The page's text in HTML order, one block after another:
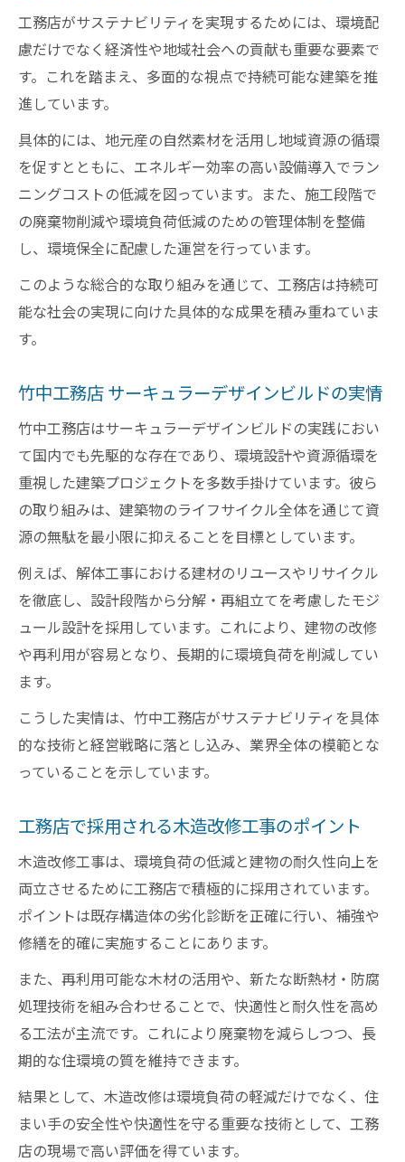
工務店がサステナビリティを実現するためには、環境配
慮だけでなく経済性や地域社会への貢献も重要な要素で
す。これを踏まえ、多面的な視点で持続可能な建築を推
進しています。
具体的には、地元産の自然素材を活用し地域資源の循環
を促すとともに、エネルギー効率の高い設備導入でラン
ニングコストの低減を図っています。また、施工段階で
の廃棄物削減や環境負荷低減のための管理体制を整備
し、環境保全に配慮した運営を行っています。
このような総合的な取り組みを通じて、工務店は持続可
能な社会の実現に向けた具体的な成果を積み重ねていま
す。
竹中工務店 サーキュラーデザインビルドの実情
竹中工務店はサーキュラーデザインビルドの実践におい
て国内でも先駆的な存在であり、環境設計や資源循環を
重視した建築プロジェクトを多数手掛けています。彼ら
の取り組みは、建築物のライフサイクル全体を通じて資
源の無駄を最小限に抑えることを目標としています。
例えば、解体工事における建材のリユースやリサイクル
を徹底し、設計段階から分解・再組立てを考慮したモジ
ュール設計を採用しています。これにより、建物の改修
や再利用が容易となり、長期的に環境負荷を削減してい
ます。
こうした実情は、竹中工務店がサステナビリティを具体
的な技術と経営戦略に落とし込み、業界全体の模範とな
っていることを示しています。
工務店で採用される木造改修工事のポイント
木造改修工事は、環境負荷の低減と建物の耐久性向上を
両立させるために工務店で積極的に採用されています。
ポイントは既存構造体の劣化診断を正確に行い、補強や
修繕を的確に実施することにあります。
また、再利用可能な木材の活用や、新たな断熱材・防腐
処理技術を組み合わせることで、快適性と耐久性を高め
る工法が主流です。これにより廃棄物を減らしつつ、長
期的な住環境の質を維持できます。
結果として、木造改修は環境負荷の軽減だけでなく、住
まい手の安全性や快適性を守る重要な技術として、工務
店の現場で高い評価を得ています。